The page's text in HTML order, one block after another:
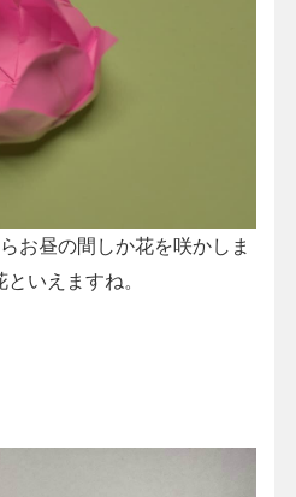
お昼の間しか花を咲かしま
いえますね。